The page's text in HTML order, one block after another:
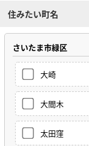
住みたい町名
さいたま市緑区
大崎
大間木
太田窪